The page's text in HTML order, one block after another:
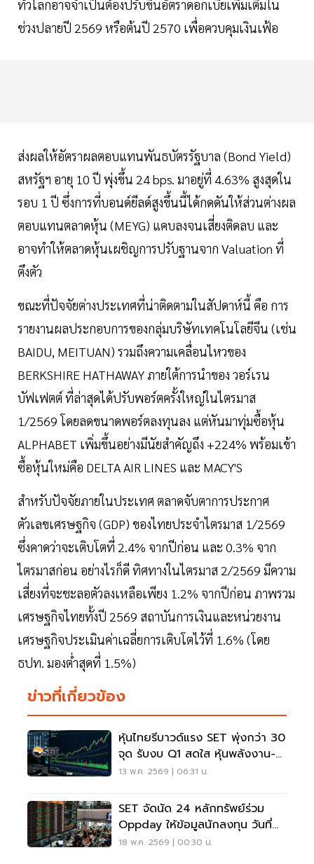
ทั่วโลกอาจจำเป็นต้องปรับขึ้นอัตราดอกเบี้ยเพิ่มเติมใน
ช่วงปลายปี 2569 หรือต้นปี 2570 เพื่อควบคุมเงินเฟ้อ
ส่งผลให้อัตราผลตอบแทนพันธบัตรรัฐบาล (Bond Yield)
สหรัฐฯ อายุ 10 ปี พุ่งขึ้น 24 bps. มาอยู่ที่ 4.63% สูงสุดใน
รอบ 1 ปี ซึ่งการที่บอนด์ยีลด์สูงขึ้นนี้ได้กดดันให้ส่วนต่างผล
ตอบแทนตลาดหุ้น (MEYG) แคบลงจนเสี่ยงติดลบ และ
อาจทำให้ตลาดหุ้นเผชิญการปรับฐานจาก Valuation ที่
ตึงตัว
ขณะที่ปัจจัยต่างประเทศที่น่าติดตามในสัปดาห์นี้ คือ การ
รายงานผลประกอบการของกลุ่มบริษัทเทคโนโลยีจีน (เช่น
BAIDU, MEITUAN) รวมถึงความเคลื่อนไหวของ
BERKSHIRE HATHAWAY ภายใต้การนำของ วอร์เรน
บัฟเฟตต์ ที่ล่าสุดได้ปรับพอร์ตครั้งใหญ่ในไตรมาส
1/2569 โดยลดขนาดพอร์ตลงทุนลง แต่หันมาทุ่มซื้อหุ้น
ALPHABET เพิ่มขึ้นอย่างมีนัยสำคัญถึง +224% พร้อมเข้า
ซื้อหุ้นใหม่คือ DELTA AIR LINES และ MACY'S
สำหรับปัจจัยภายในประเทศ ตลาดจับตาการประกาศ
ตัวเลขเศรษฐกิจ (GDP) ของไทยประจำไตรมาส 1/2569
ซึ่งคาดว่าจะเติบโตที่ 2.4% จากปีก่อน และ 0.3% จาก
ไตรมาสก่อน อย่างไรก็ดี ทิศทางในไตรมาส 2/2569 มีความ
เสี่ยงที่จะชะลอตัวลงเหลือเพียง 1.2% จากปีก่อน ภาพรวม
เศรษฐกิจไทยทั้งปี 2569 สถาบันการเงินและหน่วยงาน
เศรษฐกิจประเมินค่าเฉลี่ยการเติบโตไว้ที่ 1.6% (โดย
ธปท. มองต่ำสุดที่ 1.5%)
ข่าวที่เกี่ยวข้อง
หุ้นไทยรีบาวด์แรง SET พุ่งกว่า 30
จุด รับงบ Q1 สดใส หุ้นพลังงาน-
แบงก์-สื่อสาร นำตลาด
13 พ.ค. 2569 | 06:31 น.
SET จัดนัด 24 หลักทรัพย์ร่วม
Oppday ให้ข้อมูลนักลงทุน วันที่
18 พ.ค. 69 นี้
18 พ.ค. 2569 | 00:30 น.